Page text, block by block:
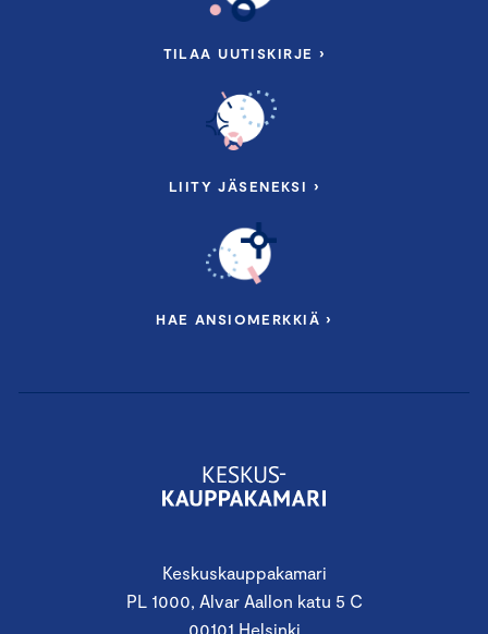
Keskuskauppakamari
PL 1000, Alvar Aallon katu 5 C
00101 Helsinki
TILAA UUTISKIRJE ›
LIITY JÄSENEKSI ›
HAE ANSIOMERKKIÄ ›